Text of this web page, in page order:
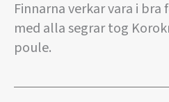
Finnarna verkar vara i
med alla segrar tog
poule.